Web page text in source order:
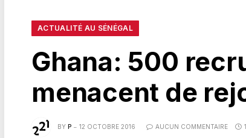
ACTUALITÉ AU SÉNÉGAL
Ghana: 500
menacent de
BY P 12 OCTOBRE 2016 AUCUN COMMENTAIRE